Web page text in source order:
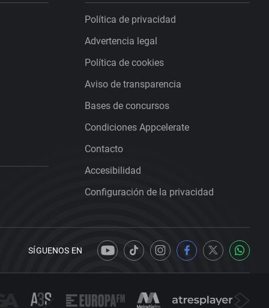
Política de privacidad
Advertencia legal
Política de cookies
Aviso de transparencia
Bases de concursos
Condiciones Appcelerate
Contacto
Accesibilidad
Configuración de la privacidad
SÍGUENOS EN